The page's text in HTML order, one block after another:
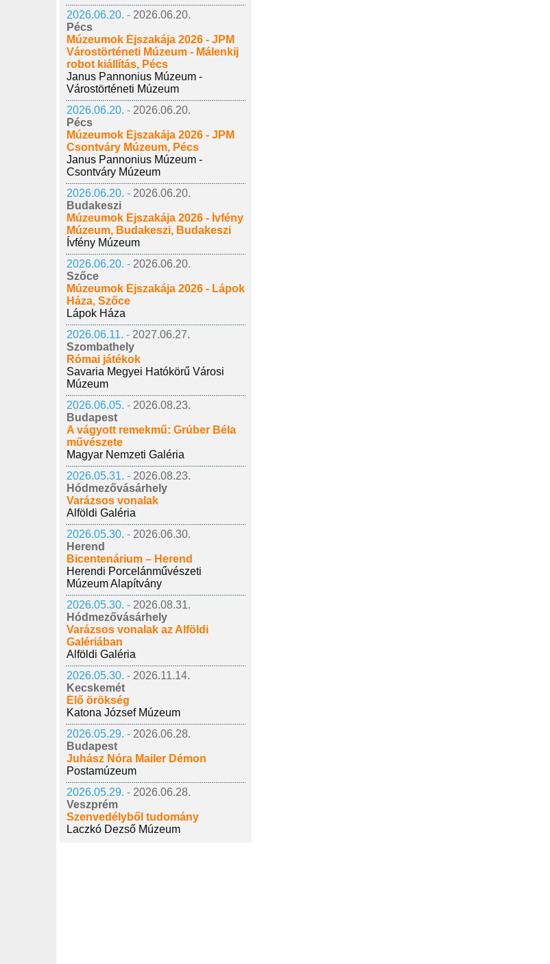
2026.06.20. - 2026.06.20.
Pécs
Múzeumok Éjszakája 2026 - JPM
Várostörténeti Múzeum - Málenkij
robot kiállítás, Pécs
Janus Pannonius Múzeum -
Várostörténeti Múzeum
2026.06.20. - 2026.06.20.
Pécs
Múzeumok Éjszakája 2026 - JPM
Csontváry Múzeum, Pécs
Janus Pannonius Múzeum -
Csontváry Múzeum
2026.06.20. - 2026.06.20.
Budakeszi
Múzeumok Éjszakája 2026 - Ívfény
Múzeum, Budakeszi, Budakeszi
Ívfény Múzeum
2026.06.20. - 2026.06.20.
Szőce
Múzeumok Éjszakája 2026 - Lápok
Háza, Szőce
Lápok Háza
2026.06.11. - 2027.06.27.
Szombathely
Római játékok
Savaria Megyei Hatókörű Városi
Múzeum
2026.06.05. - 2026.08.23.
Budapest
A vágyott remekmű: Grúber Béla
művészete
Magyar Nemzeti Galéria
2026.05.31. - 2026.08.23.
Hódmezővásárhely
Varázsos vonalak
Alföldi Galéria
2026.05.30. - 2026.06.30.
Herend
Bicentenárium – Herend
Herendi Porcelánművészeti
Múzeum Alapítvány
2026.05.30. - 2026.08.31.
Hódmezővásárhely
Varázsos vonalak az Alföldi
Galériában
Alföldi Galéria
2026.05.30. - 2026.11.14.
Kecskemét
Élő örökség
Katona József Múzeum
2026.05.29. - 2026.06.28.
Budapest
Juhász Nóra Mailer Démon
Postamúzeum
2026.05.29. - 2026.06.28.
Veszprém
Szenvedélyből tudomány
Laczkó Dezső Múzeum